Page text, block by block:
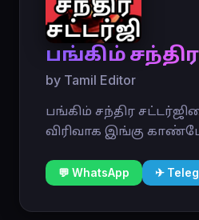
பங்கிம்
by Tamil Editor
பங்கிம் சந்திர
விரிவாக இங்கு
💬 WhatsApp ✈